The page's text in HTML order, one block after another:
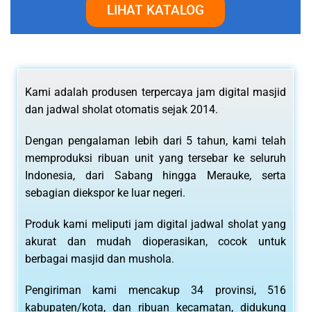
LIHAT KATALOG
Kami adalah produsen terpercaya jam digital masjid
dan jadwal sholat otomatis sejak 2014.
Dengan pengalaman lebih dari 5 tahun, kami telah
memproduksi ribuan unit yang tersebar ke seluruh
Indonesia, dari Sabang hingga Merauke, serta
sebagian diekspor ke luar negeri.
Produk kami meliputi jam digital jadwal sholat yang
akurat dan mudah dioperasikan, cocok untuk
berbagai masjid dan mushola.
Pengiriman kami mencakup 34 provinsi, 516
kabupaten/kota, dan ribuan kecamatan, didukung